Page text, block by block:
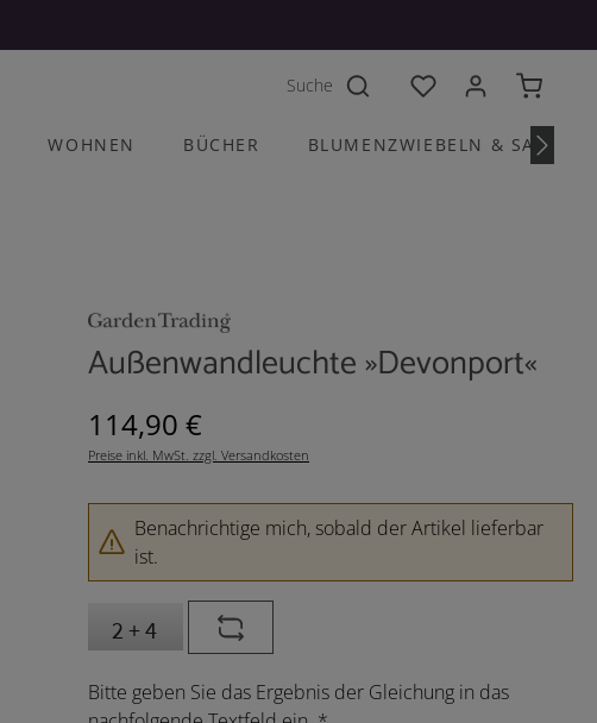
Du hast 0 Produkte
WOHNEN BÜCHER BLUMENZWIEBELN &
Außenwandleuchte »Devonport«
Regulärer Preis:
114,90 €
Preise inkl. MwSt. zzgl. Versandkosten
Benachrichtige mich, sobald der Artikel lieferbar
ist.
Bitte geben Sie das Ergebnis der Gleichung in das